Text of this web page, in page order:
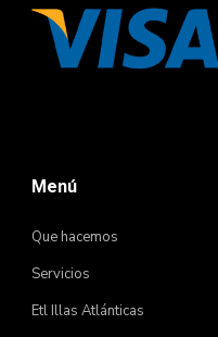
Menú
Que hacemos
Servicios
Etl Illas Atlánticas